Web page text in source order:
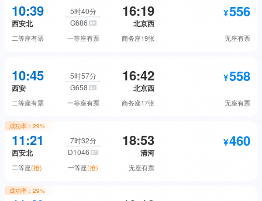
无座 预订
商务座
无座 预订
二等座 预订
商务座
无座 预订
10:39
西安北
5时40分
G686
16:19
北京西
556
二等座有票 一等座有票 商务座19张 无座有票
二等座 预订
商务座
10:45
西安
5时57分
G658
16:42
北京西
558
二等座有票 一等座有票 商务座17张 无座有票
二等座 预订
成功率： 29%
11:21
西安北
7时32分
D1046
18:53
清河
460
二等座(抢) 一等座(抢) 无座有票
成功率： 29%